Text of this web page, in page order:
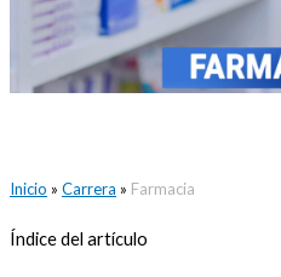
Inicio » Carrera » Farmacia
Índice del artículo